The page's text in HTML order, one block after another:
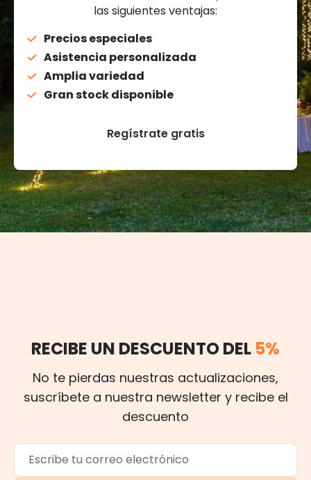
las siguientes ventajas:
Precios especiales
Asistencia personalizada
Amplia variedad
Gran stock disponible
Regístrate gratis
RECIBE UN DESCUENTO DEL 5%
No te pierdas nuestras actualizaciones,
suscríbete a nuestra newsletter y recibe el
descuento